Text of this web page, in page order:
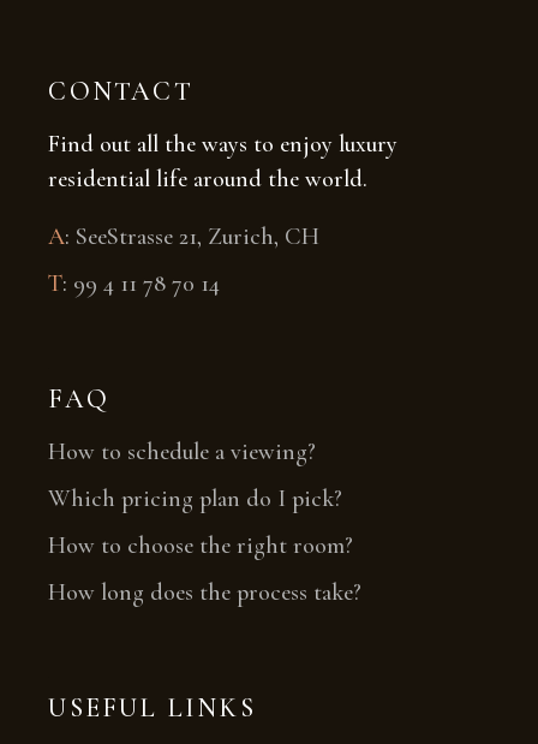
CONTACT
Find out all the ways to enjoy luxury
residential life around the world.
A: SeeStrasse 21, Zurich, CH
T: 99 4 11 78 70 14
FAQ
How to schedule a viewing?
Which pricing plan do I pick?
How to choose the right room?
How long does the process take?
USEFUL LINKS